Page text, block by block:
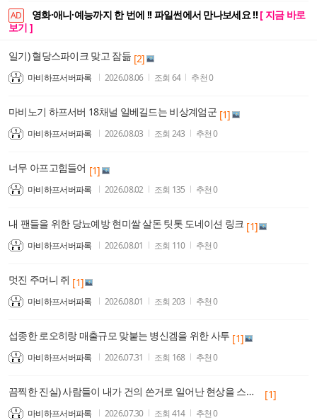
AD 영화·애니·예능까지 한 번에 !! 파일썬에서 만나보세요 !! [ 지금 바로
보기 ]
일기) 혈당스파이크 맞고 잠듦 [2]
마비하프서버파록 2026.08.06 조회 64 추천0
마비노기 하프서버 18채널 일베길드는 비상계엄군 [1]
마비하프서버파록 2026.08.03 조회 243 추천0
너무 아프고힘들어 [1]
마비하프서버파록 2026.08.02 조회 135 추천0
내 팬들을 위한 당뇨예방 현미쌀 살돈 팃톳 도네이션 링크 [1]
마비하프서버파록 2026.08.01 조회 110 추천0
멋진 주머니 쥐 [1]
마비하프서버파록 2026.08.01 조회 203 추천0
섭종한 로오히랑 매출규모 맞붙는 병신겜을 위한 사투 [1]
마비하프서버파록 2026.07.31 조회 168 추천0
끔찍한 진실) 사람들이 내가 건의 쓴거로 일어난 현상을 스킬추가 밸패 주기나 관리로 착각한다 [1]
마비하프서버파록 2026.07.30 조회 414 추천0